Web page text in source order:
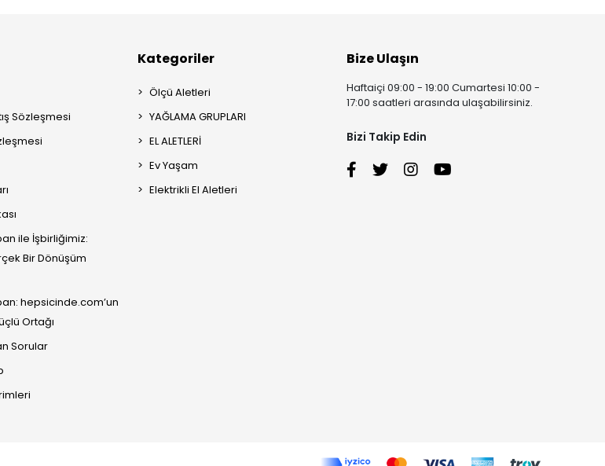
Sözleşmesi
ile İşbirliğimiz:
Bir Dönüşüm
hepsicinde.com’un
Ortağı
Sorular
Kategoriler
Ölçü Aletleri
YAĞLAMA GRUPLARI
EL ALETLERİ
Ev Yaşam
Elektrikli El Aletleri
Bize Ulaşın
Haftaiçi 09:00 - 19:00 Cumartesi 10:00 -
17:00 saatleri arasında ulaşabilirsiniz.
Bizi Takip Edin